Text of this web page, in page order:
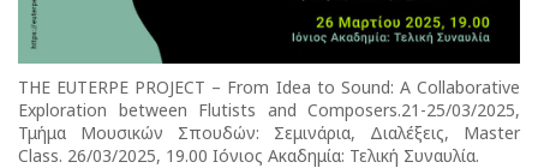
THE EUTERPE PROJECT – From Idea to Sound: A Collaborative
Exploration between Flutists and Composers.21-25/03/2025,
Τμήμα Μουσικών Σπουδών: Σεμινάρια, Διαλέξεις, Master
Class. 26/03/2025, 19.00 Ιόνιος Ακαδημία: Τελική Συναυλία.